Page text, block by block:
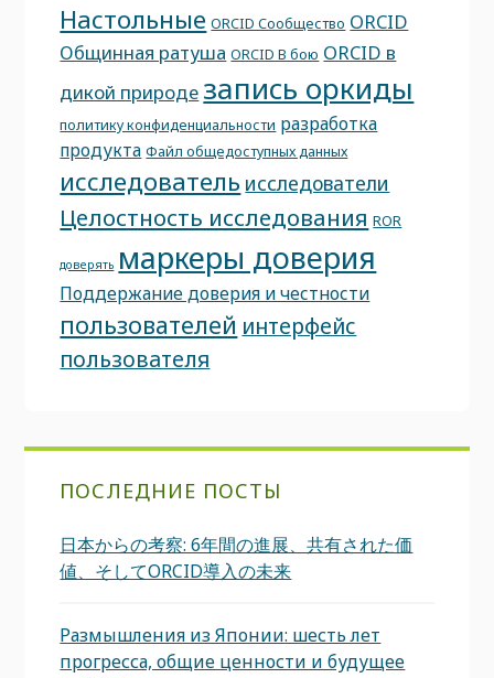
Настольные ORCID Сообщество ORCID
Общинная ратуша ORCID В бою ORCID в
дикой природе запись оркиды
политику конфиденциальности разработка
продукта Файл общедоступных данных
исследователь исследователи
Целостность исследования ROR
доверять маркеры доверия
Поддержание доверия и честности
пользователей интерфейс
пользователя
ПОСЛЕДНИЕ ПОСТЫ
日本からの考察: 6年間の進展、共有された価
値、そしてORCID導入の未来
Размышления из Японии: шесть лет
прогресса, общие ценности и будущее